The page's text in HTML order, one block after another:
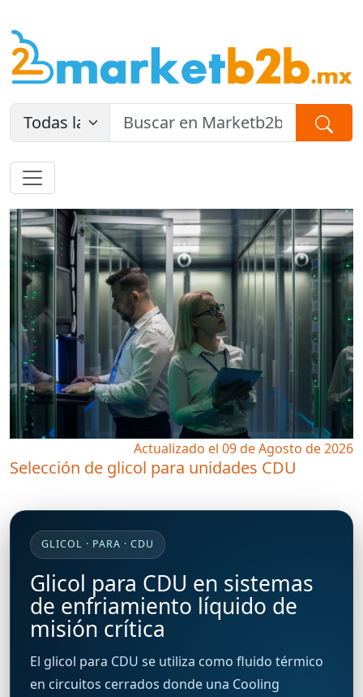
Actualizado el 09 de Agosto de 2026
Selección de glicol para unidades CDU
GLICOL · PARA · CDU
Glicol para CDU en sistemas
de enfriamiento líquido de
misión crítica
El glicol para CDU se utiliza como fluido térmico
en circuitos cerrados donde una Cooling